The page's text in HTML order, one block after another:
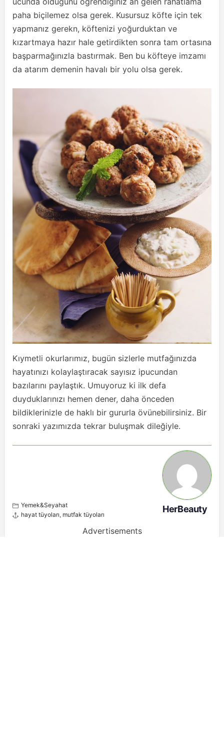
paha biçilemez olsa gerek. Kusursuz köfte için tek
yapmanız gerekn, köftenizi yoğurduktan ve
kızartmaya hazır hale getirdikten sonra tam ortasına
başparmağınızla bastırmak. Ben bu köfteye imzamı
da atarım demenin havalı bir yolu olsa gerek.
Kıymetli okurlarımız, bugün sizlerle mutfağınızda
hayatınızı kolaylaştıracak sayısız ipucundan
bazılarını paylaştık. Umuyoruz ki ilk defa
duyduklarınızı hemen dener, daha önceden
bildiklerinizle de haklı bir gururla övünebilirsiniz. Bir
sonraki yazımızda tekrar buluşmak dileğiyle.
Yemek&Seyahat
hayat tüyoları, mutfak tüyoları
HerBeauty
Advertisements